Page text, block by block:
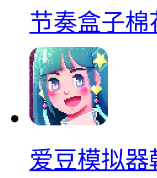
节奏盒子棉
爱豆模拟器